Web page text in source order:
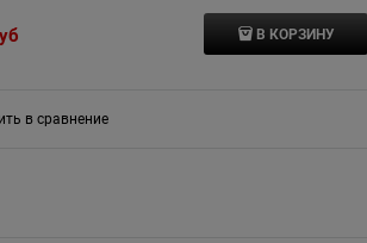
В КОРЗИНУ
в сравнение